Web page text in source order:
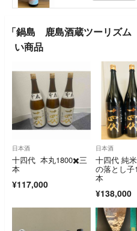
「鍋島 鹿島酒蔵ツーリズ
い商品
日本酒
十四代 本丸1800✖️三
本
¥117,000
日本酒
十四代 純
の落とし子
本
¥138,000